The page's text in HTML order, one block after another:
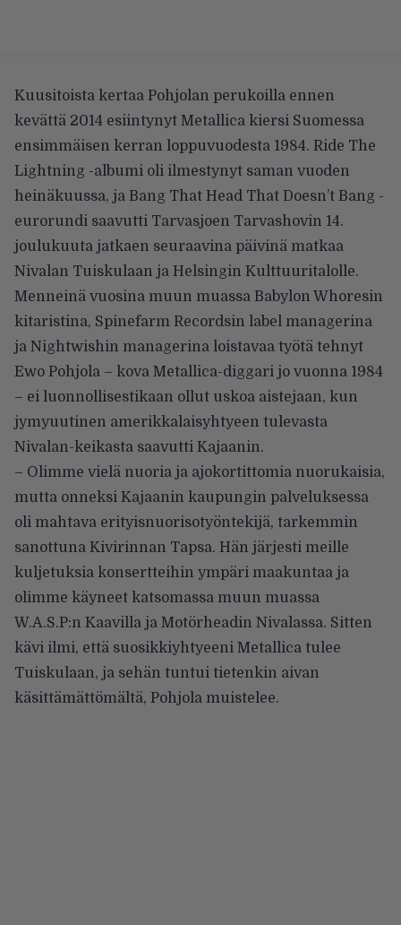
Kuusitoista kertaa Pohjolan perukoilla ennen
kevättä 2014 esiintynyt Metallica kiersi Suomessa
ensimmäisen kerran loppuvuodesta 1984. Ride The
Lightning -albumi oli ilmestynyt saman vuoden
heinäkuussa, ja Bang That Head That Doesn’t Bang -
eurorundi saavutti Tarvasjoen Tarvashovin 14.
joulukuuta jatkaen seuraavina päivinä matkaa
Nivalan Tuiskulaan ja Helsingin Kulttuuritalolle.
Menneinä vuosina muun muassa Babylon Whoresin
kitaristina, Spinefarm Recordsin label managerina
ja Nightwishin managerina loistavaa työtä tehnyt
Ewo Pohjola – kova Metallica-diggari jo vuonna 1984
– ei luonnollisestikaan ollut uskoa aistejaan, kun
jymyuutinen amerikkalaisyhtyeen tulevasta
Nivalan-keikasta saavutti Kajaanin.
– Olimme vielä nuoria ja ajokortittomia nuorukaisia,
mutta onneksi Kajaanin kaupungin palveluksessa
oli mahtava erityisnuorisotyöntekijä, tarkemmin
sanottuna Kivirinnan Tapsa. Hän järjesti meille
kuljetuksia konsertteihin ympäri maakuntaa ja
olimme käyneet katsomassa muun muassa
W.A.S.P:n Kaavilla ja Motörheadin Nivalassa. Sitten
kävi ilmi, että suosikkiyhtyeeni Metallica tulee
Tuiskulaan, ja sehän tuntui tietenkin aivan
käsittämättömältä, Pohjola muistelee.